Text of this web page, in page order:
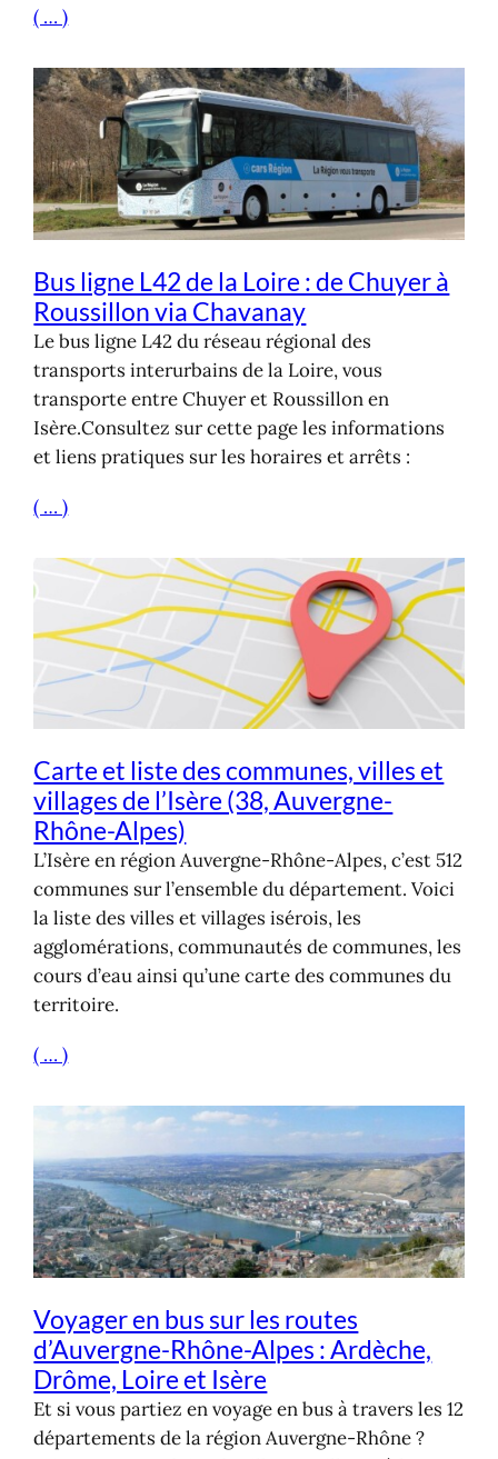
( … )
Bus ligne L42 de la Loire : de Chuyer à
Roussillon via Chavanay
Le bus ligne L42 du réseau régional des
transports interurbains de la Loire, vous
transporte entre Chuyer et Roussillon en
Isère.Consultez sur cette page les informations
et liens pratiques sur les horaires et arrêts :
( … )
Carte et liste des communes, villes et
villages de l’Isère (38, Auvergne-
Rhône-Alpes)
L’Isère en région Auvergne-Rhône-Alpes, c’est 512
communes sur l’ensemble du département. Voici
la liste des villes et villages isérois, les
agglomérations, communautés de communes, les
cours d’eau ainsi qu’une carte des communes du
territoire.
( … )
Voyager en bus sur les routes
d’Auvergne-Rhône-Alpes : Ardèche,
Drôme, Loire et Isère
Et si vous partiez en voyage en bus à travers les 12
départements de la région Auvergne-Rhône ?